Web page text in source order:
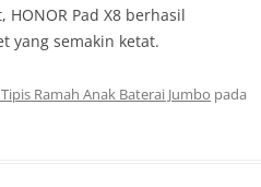
Pad X8 berhasil
yang semakin ketat.
Ramah Anak Baterai Jumbo pada